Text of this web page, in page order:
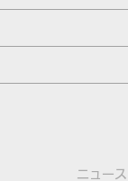
​ニュース